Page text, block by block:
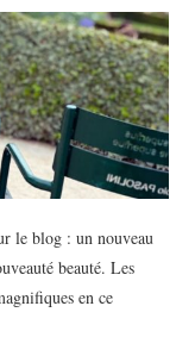
le blog : un nouveau
beauté. Les
en ce